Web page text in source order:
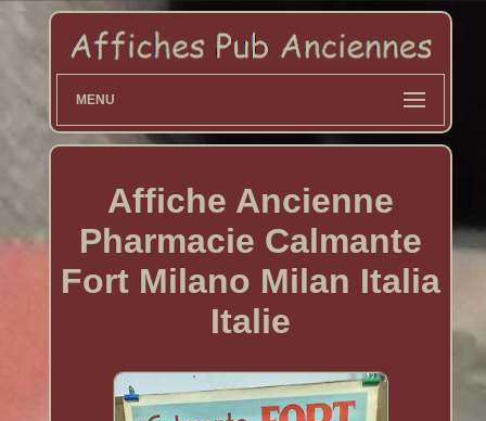
MENU
Affiche Ancienne
Pharmacie Calmante
Fort Milano Milan Italia
Italie